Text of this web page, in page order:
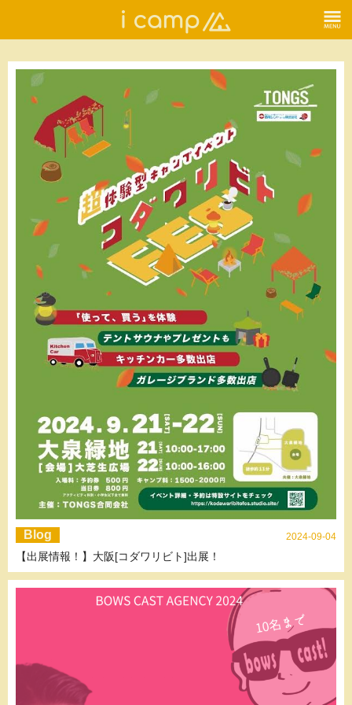
Blog 2024-09-04
【出展情報！】大阪[コダワリビト]出展！